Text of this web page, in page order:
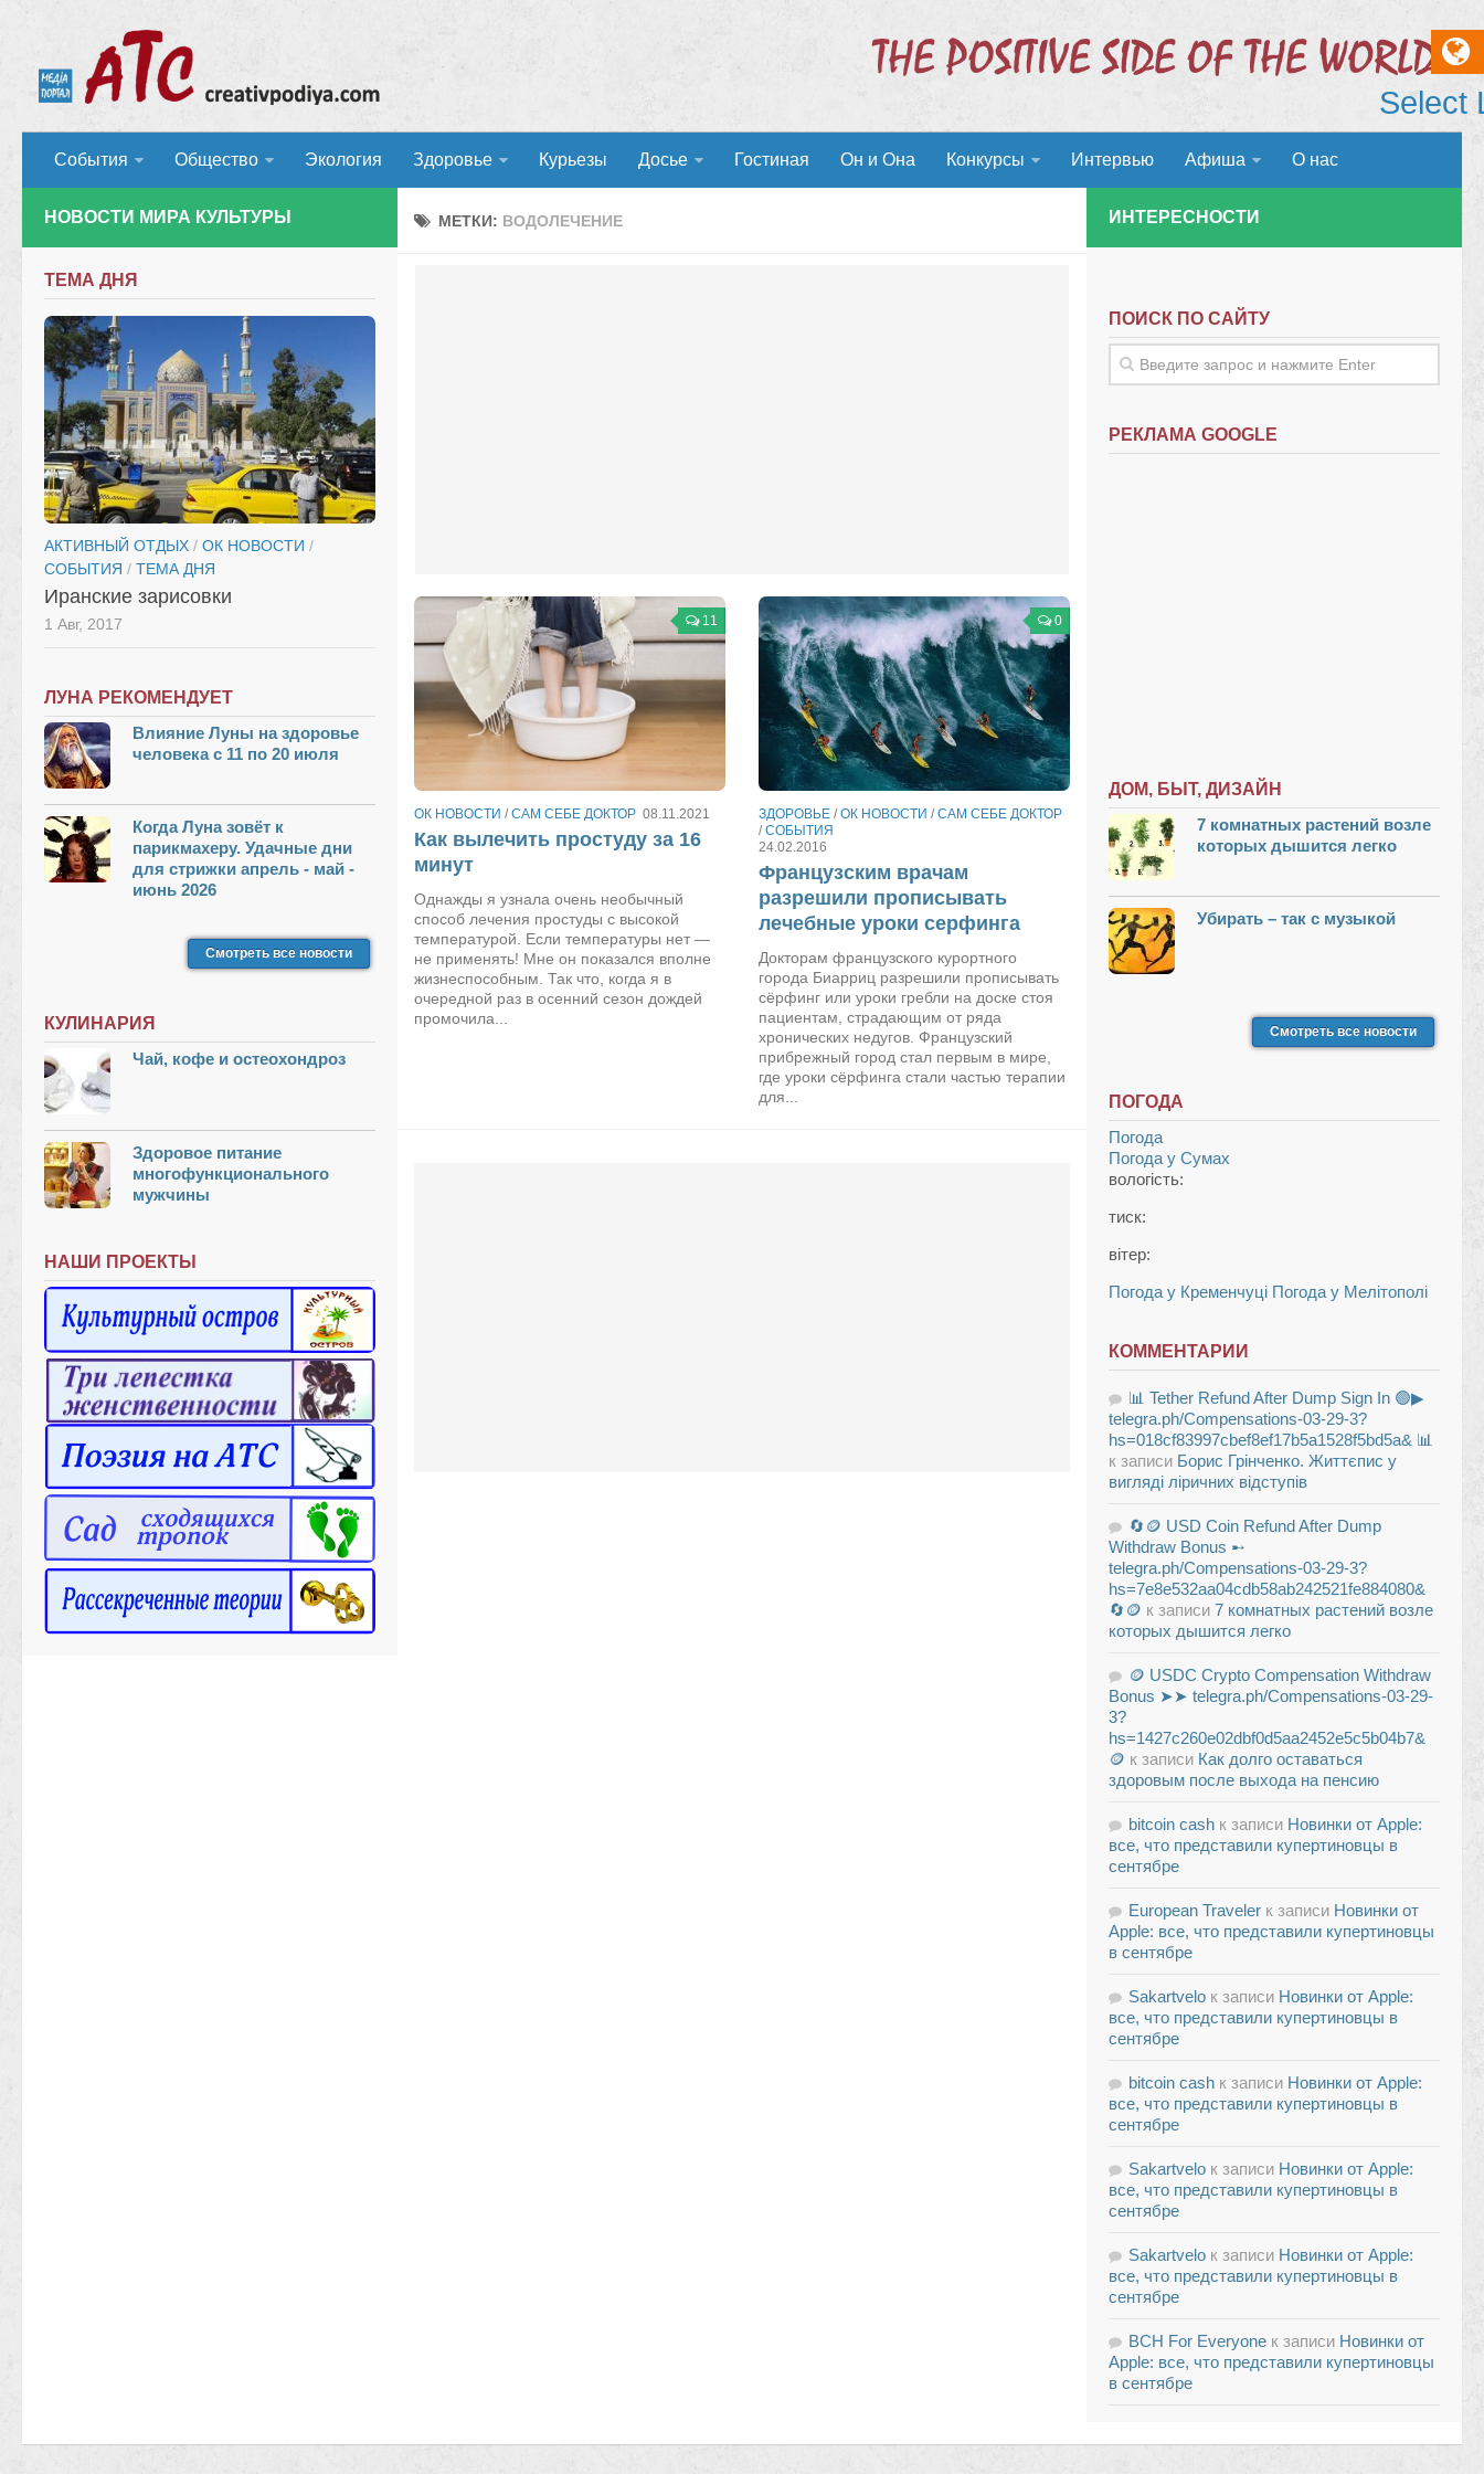
События Общество Экология Здоровье Курьезы Досье Гостиная Он и Она Конкурсы Интервью Афиша О нас
МЕТКИ: ВОДОЛЕЧЕНИЕ
11
ОК НОВОСТИ /САМ СЕБЕ ДОКТОР 08.11.2021
Как вылечить простуду за 16
минут
Однажды я узнала очень необычный
способ лечения простуды с высокой
температурой. Если температуры нет —
не применять! Мне он показался вполне
жизнеспособным. Так что, когда я в
очередной раз в осенний сезон дождей
промочила...
0
ЗДОРОВЬЕ /ОК НОВОСТИ /САМ СЕБЕ ДОКТОР
/СОБЫТИЯ
24.02.2016
Французским врачам
разрешили прописывать
лечебные уроки серфинга
Докторам французского курортного
города Биарриц разрешили прописывать
сёрфинг или уроки гребли на доске стоя
пациентам, страдающим от ряда
хронических недугов. Французский
прибрежный город стал первым в мире,
где уроки сёрфинга стали частью терапии
для...
НОВОСТИ МИРА КУЛЬТУРЫ
ТЕМА ДНЯ
АКТИВНЫЙ ОТДЫХ / ОК НОВОСТИ /
СОБЫТИЯ / ТЕМА ДНЯ
Иранские зарисовки
1 Авг, 2017
ЛУНА РЕКОМЕНДУЕТ
Влияние Луны на здоровье
человека с 11 по 20 июля
Когда Луна зовёт к
парикмахеру. Удачные дни
для стрижки апрель - май -
июнь 2026
Смотреть все новости
КУЛИНАРИЯ
Чай, кофе и остеохондроз
Здоровое питание
многофункционального
мужчины
НАШИ ПРОЕКТЫ
ИНТЕРЕСНОСТИ
ПОИСК ПО САЙТУ
РЕКЛАМА GOOGLE
ДОМ, БЫТ, ДИЗАЙН
7 комнатных растений возле
которых дышится легко
Убирать – так с музыкой
Смотреть все новости
ПОГОДА
Погода
Погода у Сумах
вологість:
тиск:
вітер:
Погода у Кременчуці Погода у Мелітополі
КОММЕНТАРИИ
📊 Tether Refund After Dump Sign In 🟢▶
telegra.ph/Compensations-03-29-3?
hs=018cf83997cbef8ef17b5a1528f5bd5a& 📊
к записи Борис Грінченко. Життєпис у
вигляді ліричних відступів
🔄🪙 USD Coin Refund After Dump
Withdraw Bonus ➸
telegra.ph/Compensations-03-29-3?
hs=7e8e532aa04cdb58ab242521fe884080&
🔄🪙 к записи 7 комнатных растений возле
которых дышится легко
🪙 USDC Crypto Compensation Withdraw
Bonus ➤➤ telegra.ph/Compensations-03-29-
3?
hs=1427c260e02dbf0d5aa2452e5c5b04b7&
🪙 к записи Как долго оставаться
здоровым после выхода на пенсию
bitcoin cash к записи Новинки от Apple:
все, что представили купертиновцы в
сентябре
European Traveler к записи Новинки от
Apple: все, что представили купертиновцы
в сентябре
Sakartvelo к записи Новинки от Apple:
все, что представили купертиновцы в
сентябре
bitcoin cash к записи Новинки от Apple:
все, что представили купертиновцы в
сентябре
Sakartvelo к записи Новинки от Apple:
все, что представили купертиновцы в
сентябре
Sakartvelo к записи Новинки от Apple:
все, что представили купертиновцы в
сентябре
BCH For Everyone к записи Новинки от
Apple: все, что представили купертиновцы
в сентябре
Select